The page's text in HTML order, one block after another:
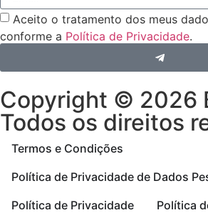
Aceito o tratamento dos meus
conforme a Política de Privacidade.
Copyright © 2026
Todos os direitos
Termos e Condições
Política de Privacidade de Dados
Política de Privacidade
Política